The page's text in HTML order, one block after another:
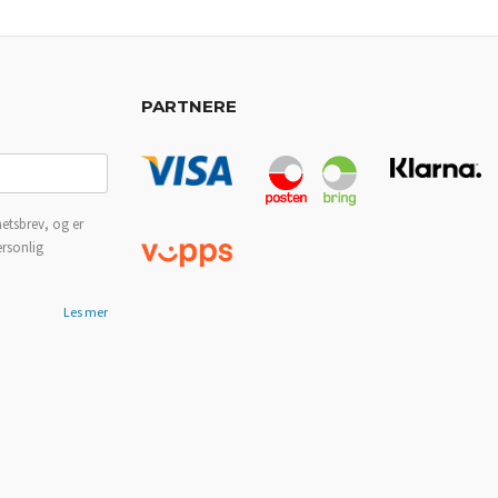
og er
Les mer
PARTNERE